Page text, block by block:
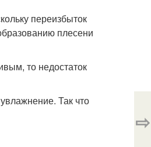
переизбыток
плесени
то недостаток
Так что
⇨